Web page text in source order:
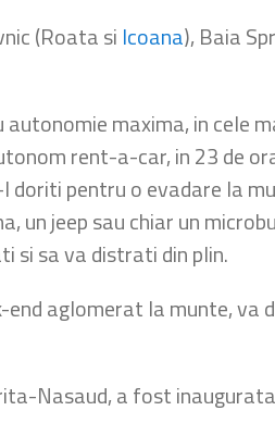
(Roata si Icoana), Baia
maxima, in cele
rent-a-car, in 23 de
pentru o evadare la
un jeep sau chiar un
si sa va distrati din plin.
aglomerat la munte,
Nasaud, a fost